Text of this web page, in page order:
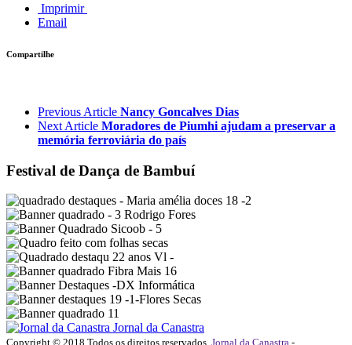
Imprimir
Email
Compartilhe
Previous Article Nancy Goncalves Dias
Next Article Moradores de Piumhi ajudam a preservar a
memória ferroviária do país
Festival de Dança de Bambuí
Jornal da Canastra
Copyright © 2018 Todos os direitos reservados. Jornal da Canastra -